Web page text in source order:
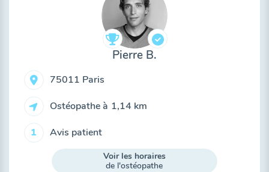
Pierre B.
75011 Paris
Ostéopathe à 1,14 km
1 Avis patient
Voir les horaires
de l'ostéopathe